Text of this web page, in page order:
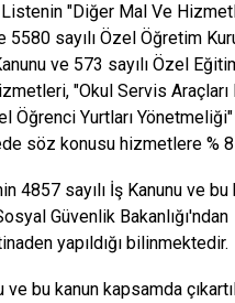
"Diğer Mal Ve
sayılı Özel Öğretim
ve 573 sayılı Özel
"Okul Servis
Öğrenci Yurtları
söz konusu hizmetlere % 8
sayılı İş Kanunu ve bu
Güvenlik
yapıldığı bilinmektedir.
kanun kapsamda